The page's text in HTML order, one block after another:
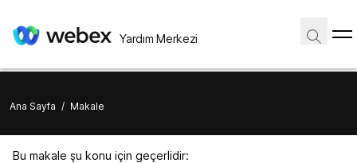
Yardım Merkezi
Ana Sayfa / Makale
Bu makale şu konu için geçerlidir: